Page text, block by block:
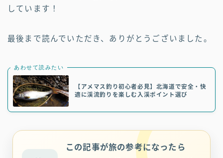
しています！
最後まで読んでいただき、ありがとうございました。
あわせて読みたい
【アメマス釣り初心者必見】北海道で安全・快
適に渓流釣りを楽しむ入渓ポイント選び
この記事が旅の参考になったら